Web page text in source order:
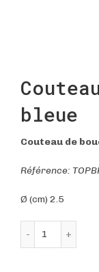
bleue
Couteau de
Référence:
Ø (cm) 2.5